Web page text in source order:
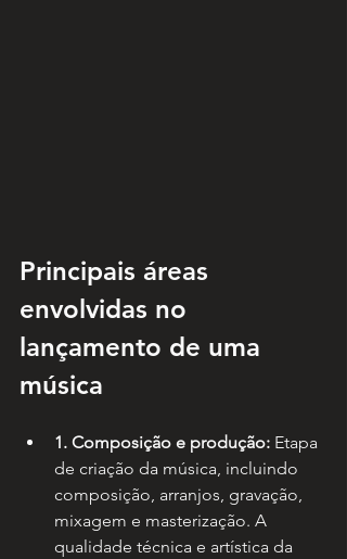
Principais áreas
envolvidas no
lançamento de uma
música
1. Composição e produção: Etapa
de criação da música, incluindo
composição, arranjos, gravação,
mixagem e masterização. A
qualidade técnica e artística da